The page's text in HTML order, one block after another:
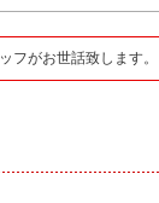
フがお世話致します。